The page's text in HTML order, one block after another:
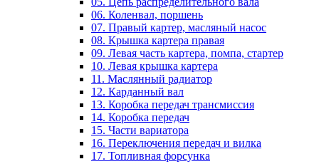
06. Коленвал, поршень
07. Правый картер, масляный насос
08. Крышка картера правая
09. Левая часть картера, помпа, стартер
10. Левая крышка картера
11. Маслянный радиатор
12. Карданный вал
13. Коробка передач трансмиссия
14. Коробка передач
15. Части вариатора
16. Переключения передач и вилка
17. Топливная форсунка